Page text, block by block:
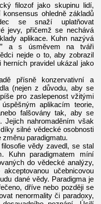
filozof jako skupinu lidí,
ohledně základů
se snaží uplatňovat
jevy, přičemž se nechává
aplikace. Kuhn nazývá
a s úsměvem na tváři
nejde o to, aby zobrazil
pravidel ukázal jako
přísně konzervativní a
(nejen z důvodu, aby se
pro zaslepenost vžitými
aplikacím teorie,
falšovány tak, aby se
Jejich nahromaděním však
silné vědecké osobnosti
paradigmatu.
vědy zavedl, se stal
Kuhn paradigmatem míní
do vědecké analýzy,
učebnicovou
dané vědy. Paradigma je
dříve nebo později se
nenormality či paradoxy,